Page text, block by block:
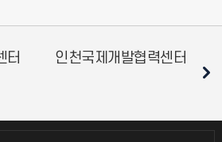
터 인천국제개발협력센터